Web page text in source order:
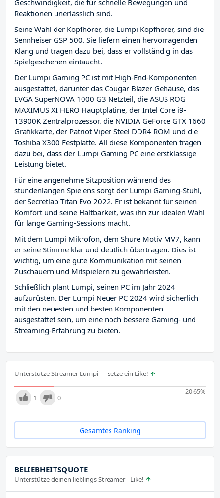
Geschwindigkeit, die für schnelle Bewegungen und
Reaktionen unerlässlich sind.
Seine Wahl der Kopfhörer, die Lumpi Kopfhörer, sind die
Sennheiser GSP 500. Sie liefern einen hervorragenden
Klang und tragen dazu bei, dass er vollständig in das
Spielgeschehen eintaucht.
Der Lumpi Gaming PC ist mit High-End-Komponenten
ausgestattet, darunter das Cougar Blazer Gehäuse, das
EVGA SuperNOVA 1000 G3 Netzteil, die ASUS ROG
MAXIMUS XI HERO Hauptplatine, der Intel Core i9-
13900K Zentralprozessor, die NVIDIA GeForce GTX 1660
Grafikkarte, der Patriot Viper Steel DDR4 ROM und die
Toshiba X300 Festplatte. All diese Komponenten tragen
dazu bei, dass der Lumpi Gaming PC eine erstklassige
Leistung bietet.
Für eine angenehme Sitzposition während des
stundenlangen Spielens sorgt der Lumpi Gaming-Stuhl,
der Secretlab Titan Evo 2022. Er ist bekannt für seinen
Komfort und seine Haltbarkeit, was ihn zur idealen Wahl
für lange Gaming-Sessions macht.
Mit dem Lumpi Mikrofon, dem Shure Motiv MV7, kann
er seine Stimme klar und deutlich übertragen. Dies ist
wichtig, um eine gute Kommunikation mit seinen
Zuschauern und Mitspielern zu gewährleisten.
Schließlich plant Lumpi, seinen PC im Jahr 2024
aufzurüsten. Der Lumpi Neuer PC 2024 wird sicherlich
mit den neuesten und besten Komponenten
ausgestattet sein, um eine noch bessere Gaming- und
Streaming-Erfahrung zu bieten.
Unterstütze Streamer Lumpi — setze ein Like!
20.65%
1 0
Gesamtes Ranking
BELIEBHEITSQUOTE
Unterstütze deinen lieblings Streamer - Like!